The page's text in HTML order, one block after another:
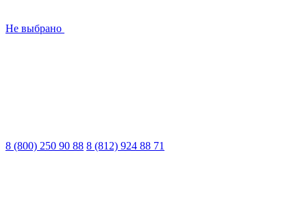
Не выбрано
8 (800) 250 90 88 8 (812) 924 88 71